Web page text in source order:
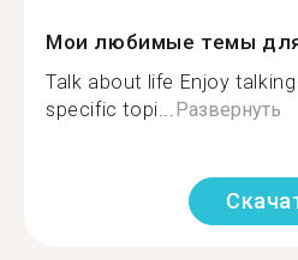
Мои любимые темы
Talk about life Enjoy
specific topi...Развернуть